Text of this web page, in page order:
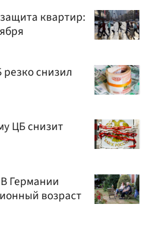
квартир:
снизил
ЦБ снизит
Германии
возраст